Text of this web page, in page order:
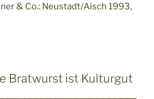
& Co.: Neustadt/Aisch 1993,
Bratwurst ist Kulturgut